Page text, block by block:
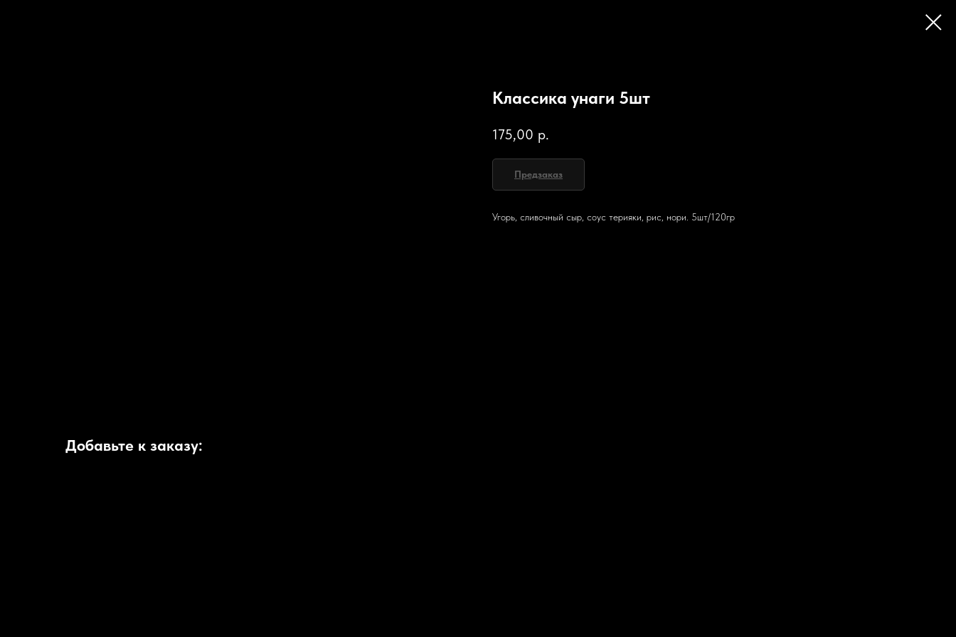
Классика унаги 5шт
175,00 р.
Предзаказ
Угорь, сливочный сыр, соус терияки, рис, нори. 5шт/120гр
Добавьте к заказу: